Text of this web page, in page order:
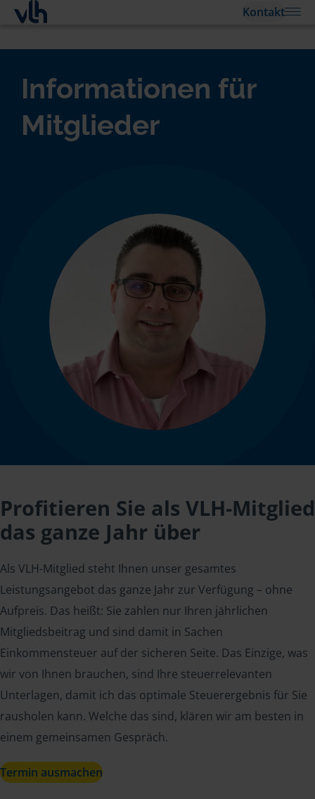
Kontakt
Informationen für
Mitglieder
Profitieren Sie als VLH-Mitglied
das ganze Jahr über
Als VLH-Mitglied steht Ihnen unser gesamtes
Leistungsangebot das ganze Jahr zur Verfügung – ohne
Aufpreis. Das heißt: Sie zahlen nur Ihren jährlichen
Mitgliedsbeitrag und sind damit in Sachen
Einkommensteuer auf der sicheren Seite. Das Einzige, was
wir von Ihnen brauchen, sind Ihre steuerrelevanten
Unterlagen, damit ich das optimale Steuerergebnis für Sie
rausholen kann. Welche das sind, klären wir am besten in
einem gemeinsamen Gespräch.
Termin ausmachen